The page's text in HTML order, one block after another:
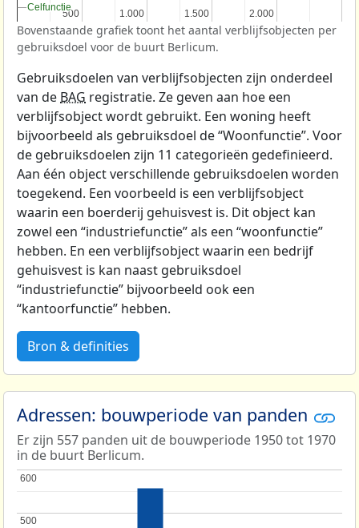
500
500 1.000
1.000 1.500
1.500 2.000
2.000
Celfunctie
Celfunctie
Bovenstaande grafiek toont het aantal verblijfsobjecten per
gebruiksdoel voor de buurt Berlicum.
Gebruiksdoelen van verblijfsobjecten zijn onderdeel
van deBAG registratie. Ze geven aan hoe een
verblijfsobject wordt gebruikt. Een woning heeft
bijvoorbeeld als gebruiksdoel de “Woonfunctie”. Voor
de gebruiksdoelen zijn 11 categorieën gedefinieerd.
Aan één object verschillende gebruiksdoelen worden
toegekend. Een voorbeeld is een verblijfsobject
waarin een boerderij gehuisvest is. Dit object kan
zowel een “industriefunctie” als een “woonfunctie”
hebben. En een verblijfsobject waarin een bedrijf
gehuisvest is kan naast gebruiksdoel
“industriefunctie” bijvoorbeeld ook een
“kantoorfunctie” hebben.
Bron & definities
Adressen: bouwperiode van panden
Er zijn 557 panden uit de bouwperiode 1950 tot 1970
in de buurt Berlicum.
500
500
600
600